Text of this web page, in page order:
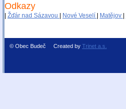
Odkazy
Žďár nad Sázavou Nové Veselí Matějov
© Obec Budeč Created by Trinet a.s.